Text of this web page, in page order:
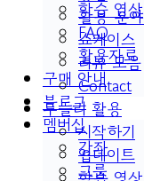
학습 영상
FAQ
활용자료
구매 안내
블로그
멤버십
강좌
그룹
활용 분야
쇼케이스
리뷰 모음
Contact
두들리 활용
시작하기
업데이트